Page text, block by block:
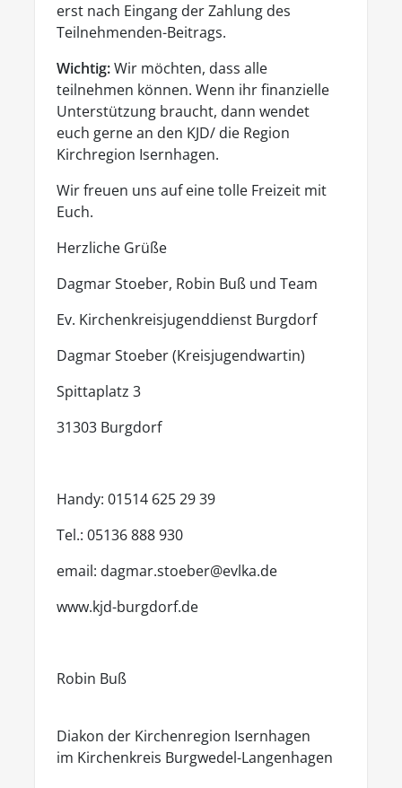
erst nach Eingang der Zahlung des
Teilnehmenden-Beitrags.
Wichtig:Wir möchten, dass alle
teilnehmen können. Wenn ihr finanzielle
Unterstützung braucht, dann wendet
euch gerne an den KJD/ die Region
Kirchregion Isernhagen.
Wir freuen uns auf eine tolle Freizeit mit
Euch.
Herzliche Grüße
Dagmar Stoeber, Robin Buß und Team
Ev. Kirchenkreisjugenddienst Burgdorf
Dagmar Stoeber (Kreisjugendwartin)
Spittaplatz 3
31303 Burgdorf
Handy: 01514 625 29 39
Tel.: 05136 888 930
email: dagmar.stoeber@evlka.de
www.kjd-burgdorf.de
Robin Buß
Diakon der Kirchenregion Isernhagen
im Kirchenkreis Burgwedel-Langenhagen